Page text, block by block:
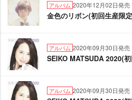
アルバム 2020年12月02日発売
金色のリボン(初回生産限
アルバム 2020年09月30日発売
SEIKO MATSUDA 2020(
アルバム 2020年09月30日発売